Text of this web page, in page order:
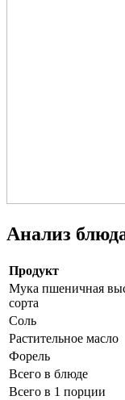
Анализ
Продукт
Мука пшеничная
сорта
Соль
Растительное масло
Форель
Всего в блюде
Всего в 1 порции